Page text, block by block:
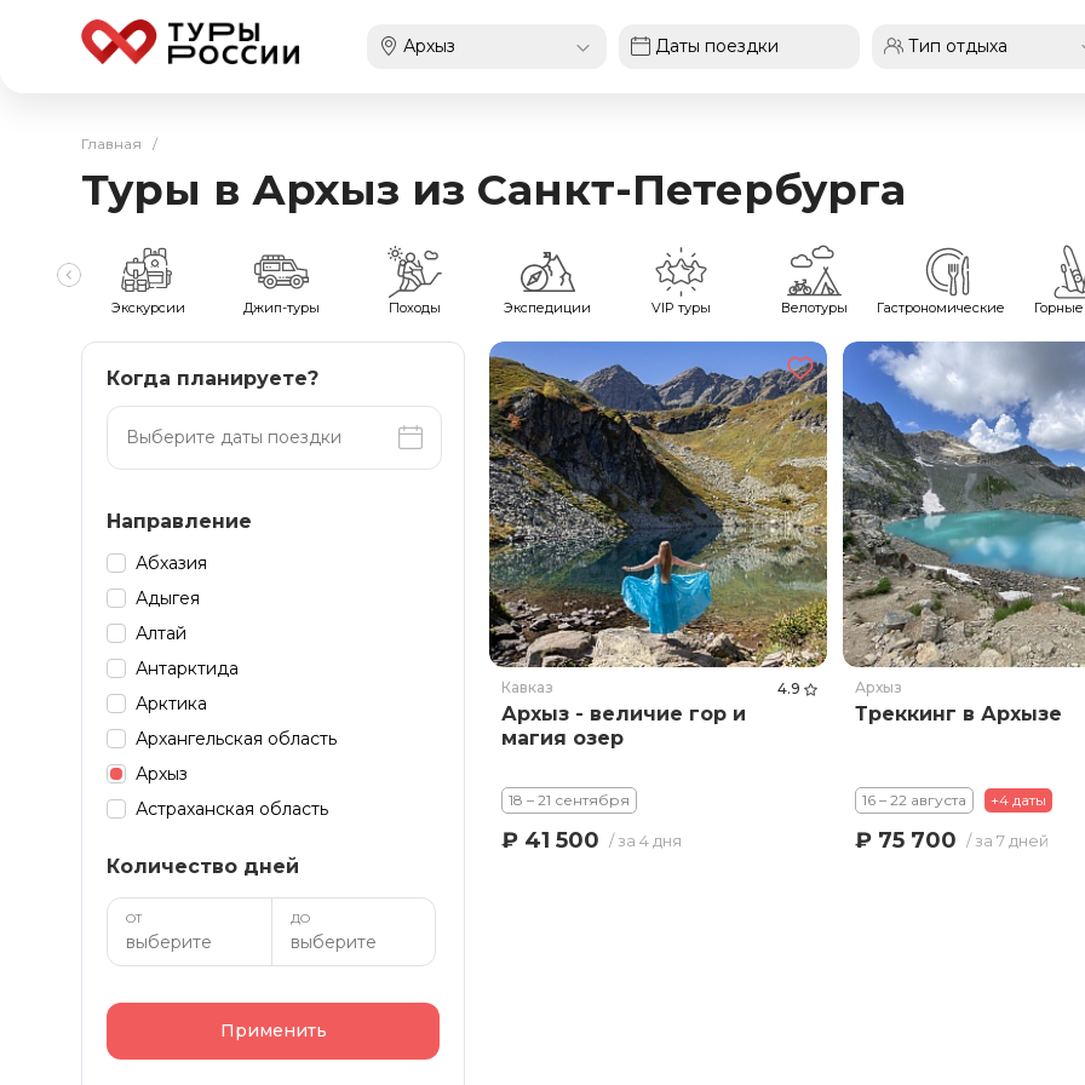
Главная /
Туры в Архыз из Санкт-Петербурга
Экскурсии Джип-туры Походы Экспедиции VIP туры Велотуры Гастрономические
Когда планируете?
Направление
Абхазия
Адыгея
Алтай
Антарктида
Арктика
Архангельская область
Архыз
Астраханская область
Башкирия
Бурятия
Дагестан
Забайкалье
Зарубеж
Количество дней
ОТ ДО
Применить
Кавказ 4.9
Архыз - величие гор и
магия озер
18 – 21 сентября
₽ 41 500 / за 4 дня
Архыз
Треккинг в Архызе
16 – 22 августа +4 даты
₽ 75 700 / за 7 дней